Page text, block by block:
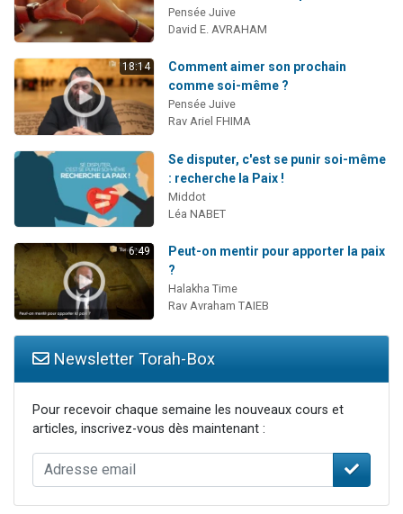
Pensée Juive
David E. AVRAHAM
18:14
Comment aimer son prochain
comme soi-même ?
Pensée Juive
Rav Ariel FHIMA
Se disputer, c'est se punir soi-même
: recherche la Paix !
Middot
Léa NABET
6:49
Peut-on mentir pour apporter la paix
?
Halakha Time
Rav Avraham TAIEB
Newsletter Torah-Box
Pour recevoir chaque semaine les nouveaux cours et
articles, inscrivez-vous dès maintenant :